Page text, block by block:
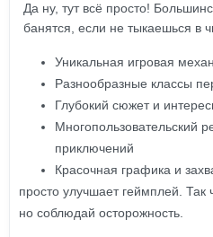
Да ну, тут всё просто!
банятся, если не тыкаешься в
Уникальная игровая
Разнообразные классы
Глубокий сюжет и
Многопользовательский
приключений
Красочная графика и
просто улучшает геймплей. Так
но соблюдай осторожность.